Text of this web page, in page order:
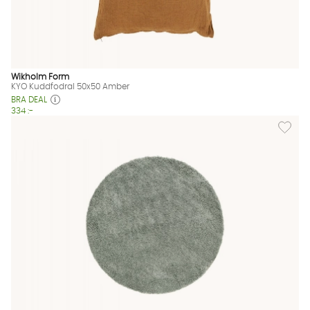
Wikholm Form
KYO Kuddfodral 50x50 Amber
BRA DEAL
334 :-
Lägg